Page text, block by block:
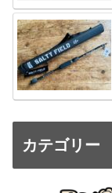
カテゴリー